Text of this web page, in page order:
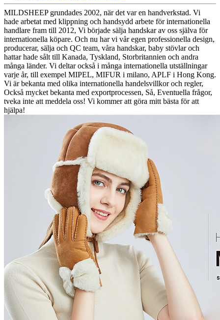
MILDSHEEP grundades 2002, när det var en handverkstad. Vi
hade arbetat med klippning och handsydd arbete för internationella
handlare fram till 2012, Vi började sälja handskar av oss själva för
internationella köpare. Och nu har vi vår egen professionella design,
producerar, sälja och QC team, våra handskar, baby stövlar och
hattar hade sålt till Kanada, Tyskland, Storbritannien och andra
många länder. Vi deltar också i många internationella utställningar
varje år, till exempel MIPEL, MIFUR i milano, APLF i Hong Kong.
Vi är bekanta med olika internationella handelsvillkor och regler,
Också mycket bekanta med exportprocessen, Så, Eventuella frågor,
tveka inte att meddela oss! Vi kommer att göra mitt bästa för att
hjälpa!